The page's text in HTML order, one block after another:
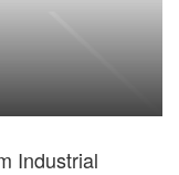
Industrial